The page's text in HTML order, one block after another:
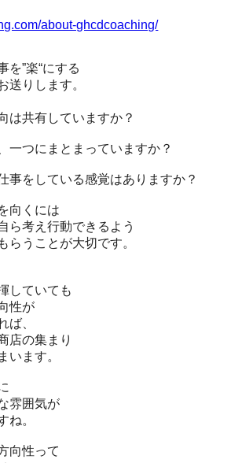
about-ghcdcoaching/
を”楽“にする
送りします。
は共有していますか？
一つにまとまっていますか？
事をしている感覚はありますか？
向くには
ら考え行動できるよう
らうことが大切です。
していても
性が
ば、
店の集まり
います。
雰囲気が
ね。
向性って